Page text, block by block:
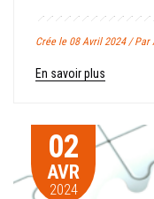
Crée le 08 Avril 2024 / Par
En savoir plus
02
AVR
2024